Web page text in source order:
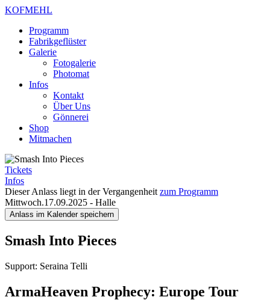
KOFMEHL
Programm
Fabrikgeflüster
Galerie
Fotogalerie
Photomat
Infos
Kontakt
Über Uns
Gönnerei
Shop
Mitmachen
Tickets
Infos
Dieser Anlass liegt in der Vergangenheit zum Programm
Mittwoch.17.09.2025 - Halle
Anlass im Kalender speichern
Smash Into Pieces
Support: Seraina Telli
ArmaHeaven Prophecy: Europe Tour